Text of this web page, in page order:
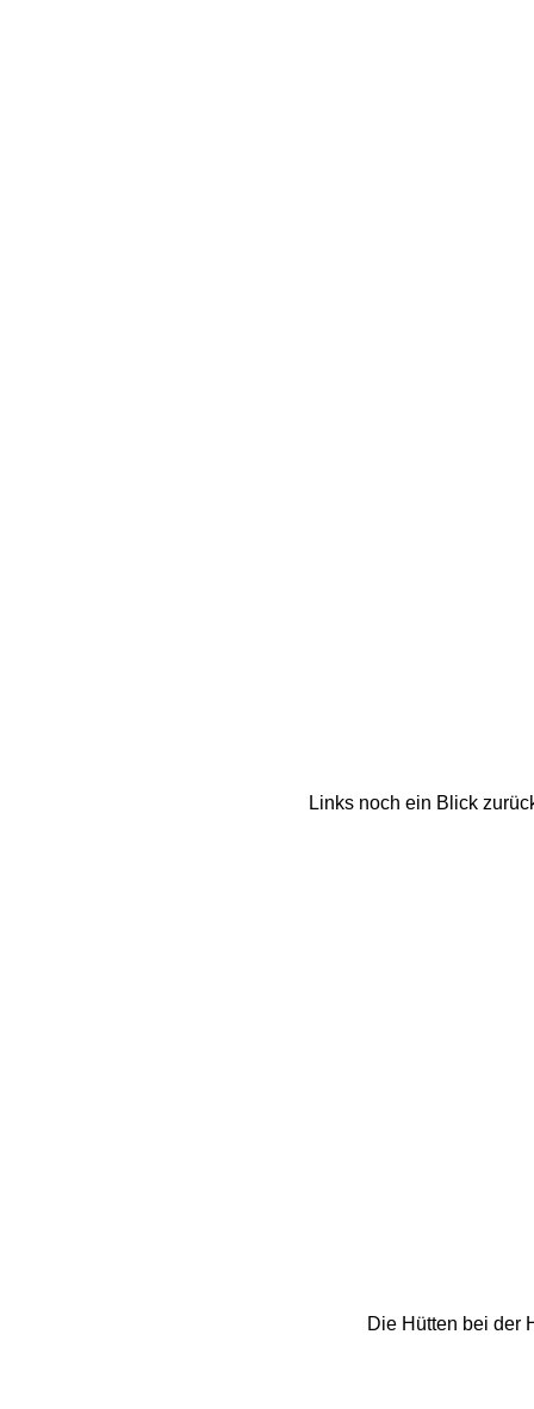
Die Hütten bei der
Links noch ein Blick